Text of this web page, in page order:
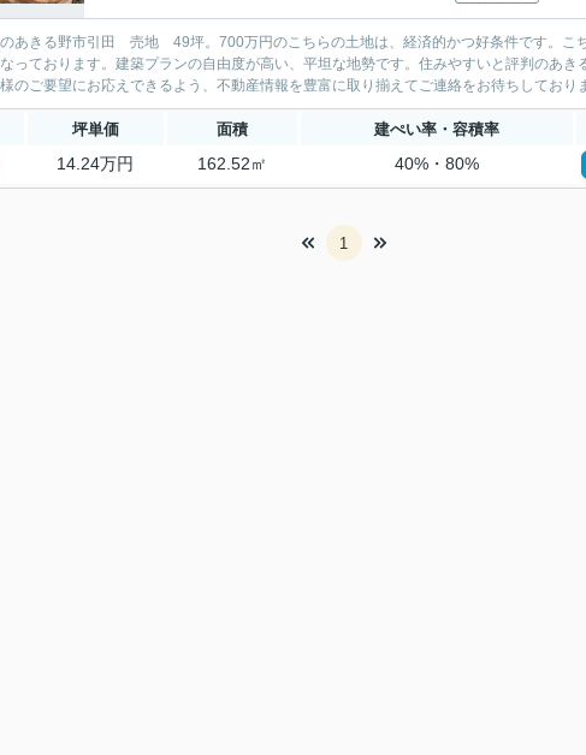
あきる野市引田 売地 49坪。700万円のこちらの土地は、経済的かつ好条件です。こ
っております。建築プランの自由度が高い、平坦な地勢です。住みやすいと評判のあき
のご要望にお応えできるよう、不動産情報を豊富に取り揃えてご連絡をお待ちしており
坪単価 面積 建ぺい率・容積率
14.24万円 162.52㎡ 40%・80%
1